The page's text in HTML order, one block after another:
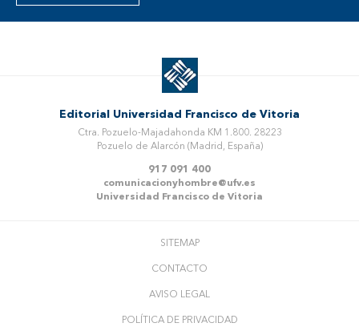
Editorial Universidad Francisco de Vitoria
Ctra. Pozuelo-Majadahonda KM 1.800. 28223
Pozuelo de Alarcón (Madrid, España)
917 091 400
comunicacionyhombre@ufv.es
Universidad Francisco de Vitoria
SITEMAP
CONTACTO
AVISO LEGAL
POLÍTICA DE PRIVACIDAD